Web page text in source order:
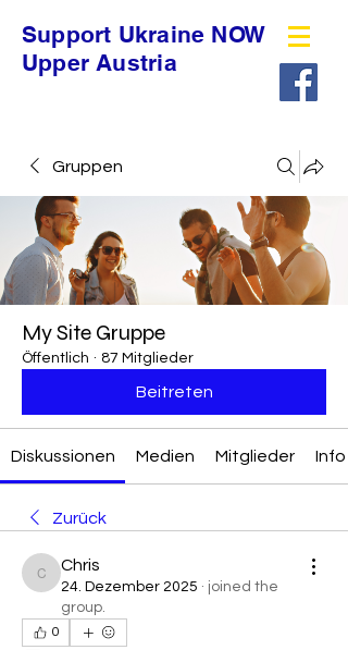
Support Ukraine NOW
Upper Austria
Gruppen
My Site Gruppe
Öffentlich · 87 Mitglieder
Beitreten
Diskussionen Medien Mitglieder Info
Zurück
Chris
Chris
24. Dezember 2025 · joined the
group.
0